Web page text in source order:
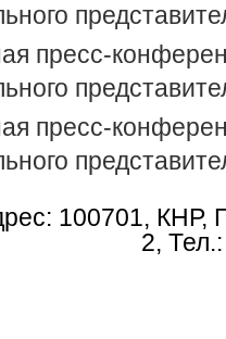
пресс-
пресс-
100701, КНР,
2,